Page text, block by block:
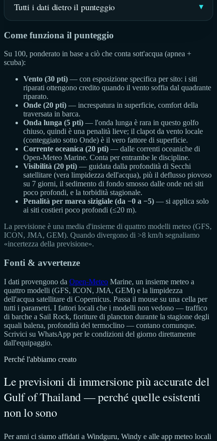
Tutti i dati dietro il punteggio
Come funziona il punteggio
Su 100, ponderato in base a ciò che conta sott'acqua (apnea +
scuba):
Vento (30 pti) — con esposizione specifica per sito: i siti
riparati ottengono credito quando il vento soffia dal quadrante
riparato.
Onde (20 pti) — increspatura in superficie, comfort della
traversata in barca.
Onda lunga (5 pti) — l'onda lunga è rara in questo golfo
chiuso, quindi è una penalità lieve; il clapot da vento locale
(conteggiato sotto Onde) è il vero fattore di superficie.
Corrente oceanica (20 pti) — dalle correnti oceaniche di
Open-Meteo Marine. Conta per entrambe le discipline.
Visibilità (20 pti) — guidata dalla profondità di Secchi
satellitare (vera limpidezza dell'acqua), più il deflusso piovoso
su 7 giorni, il sedimento di fondo smosso dalle onde nei siti
poco profondi, e la torbidità stagionale.
Penalità per marea sizigiale (da −0 a −5) — si applica solo
ai siti costieri poco profondi (≤20 m).
La previsione è una media d'insieme di quattro modelli meteo (GFS,
ICON, JMA, GEM). Quando divergono di >8 km/h segnaliamo
«incertezza della previsione».
Fonti & avvertenze
I dati provengono da Open-Meteo Marine, un insieme meteo a
quattro modelli (GFS, ICON, JMA, GEM) e la limpidezza
dell'acqua satellitare di Copernicus. Passa il mouse su una cella per
tutti i parametri. I fattori locali che i modelli non vedono — traffico
di barche a Sail Rock, fioriture di plancton durante la stagione degli
squali balena, profondità del termoclino — contano comunque.
Scrivici su WhatsApp per le condizioni del giorno direttamente
dall'equipaggio.
Perché l'abbiamo creato
Le previsioni di immersione più accurate del
Gulf of Thailand — perché quelle esistenti
non lo sono
Per anni ci siamo affidati a Windguru, Windy e alle app meteo locali